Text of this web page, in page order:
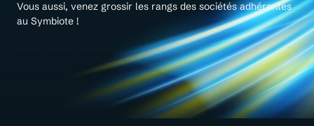
Vous aussi, venez grossir les rangs des sociétés adhérentes
au Symbiote !